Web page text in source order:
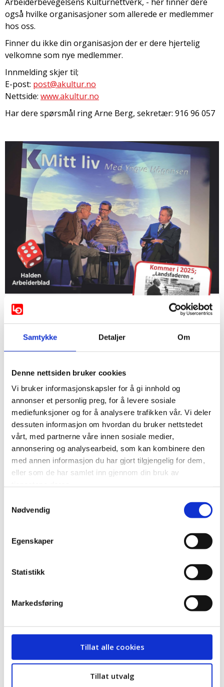
Samtykke Detaljer Om
Denne nettsiden bruker cookies
Vi bruker informasjonskapsler for å gi innhold og
annonser et personlig preg, for å levere sosiale
mediefunksjoner og for å analysere trafikken vår. Vi deler
dessuten informasjon om hvordan du bruker nettstedet
vårt, med partnerne våre innen sosiale medier,
annonsering og analysearbeid, som kan kombinere den
med annen informasjon du har gjort tilgjengelig for dem,
eller som de har samlet inn gjennom din bruk av
Nødvendig
Egenskaper
Statistikk
Markedsføring
Tillat alle cookies
Tillat utvalg
også hvilke organisasjoner som allerede er medlemmer
hos oss.
Finner du ikke din organisasjon der er dere hjertelig
velkomne som nye medlemmer.
Innmelding skjer til;
E-post: post@akultur.no
Nettside: www.akultur.no
Har dere spørsmål ring Arne Berg, sekretær: 916 96 057